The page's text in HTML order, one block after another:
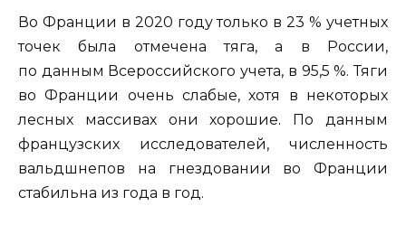
Во Франции в 2020 году только в 23 % учетных
точек была отмечена тяга, а в России,
по данным Всероссийского учета, в 95,5 %. Тяги
во Франции очень слабые, хотя в некоторых
лесных массивах они хорошие. По данным
французских исследователей, численность
вальдшнепов на гнездовании во Франции
стабильна из года в год.